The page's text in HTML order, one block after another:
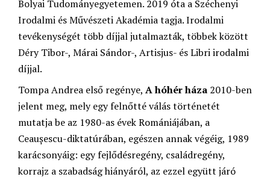
Bolyai Tudományegyetemen. 2019 óta a Széchenyi
Irodalmi és Művészeti Akadémia tagja. Irodalmi
tevékenységét több díjjal jutalmazták, többek között
Déry Tibor-, Márai Sándor-, Artisjus- és Libri irodalmi
díjjal.
Tompa Andrea első regénye, A hóhér háza 2010-ben
jelent meg, mely egy felnőtté válás történetét
mutatja be az 1980-as évek Romániájában, a
Ceaușescu-diktatúrában, egészen annak végéig, 1989
karácsonyáig: egy fejlődésregény, családregény,
korrajz a szabadság hiányáról, az ezzel együtt járó